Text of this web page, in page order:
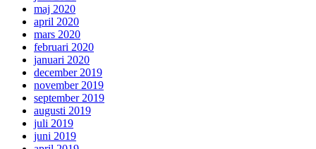
maj 2020
april 2020
mars 2020
februari 2020
januari 2020
december 2019
november 2019
september 2019
augusti 2019
juli 2019
juni 2019